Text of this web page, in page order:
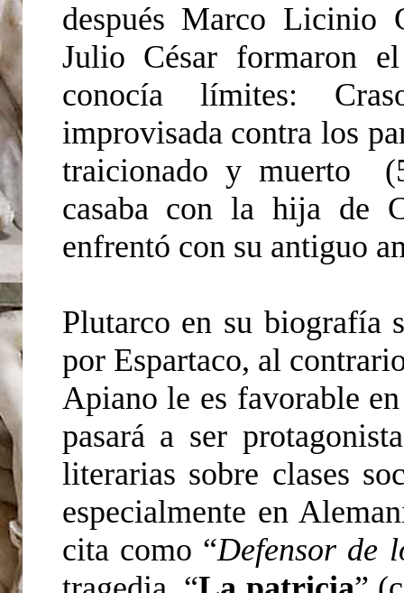
después Marco Licinio
Julio César formaron
conocía límites:
improvisada contra los
traicionado y muerto
casaba con la hija de
enfrentó con su antiguo
Plutarco en su biografía
por Espartaco, al
Apiano le es favorable
pasará a ser
literarias sobre clases
especialmente en
cita como “Defensor de